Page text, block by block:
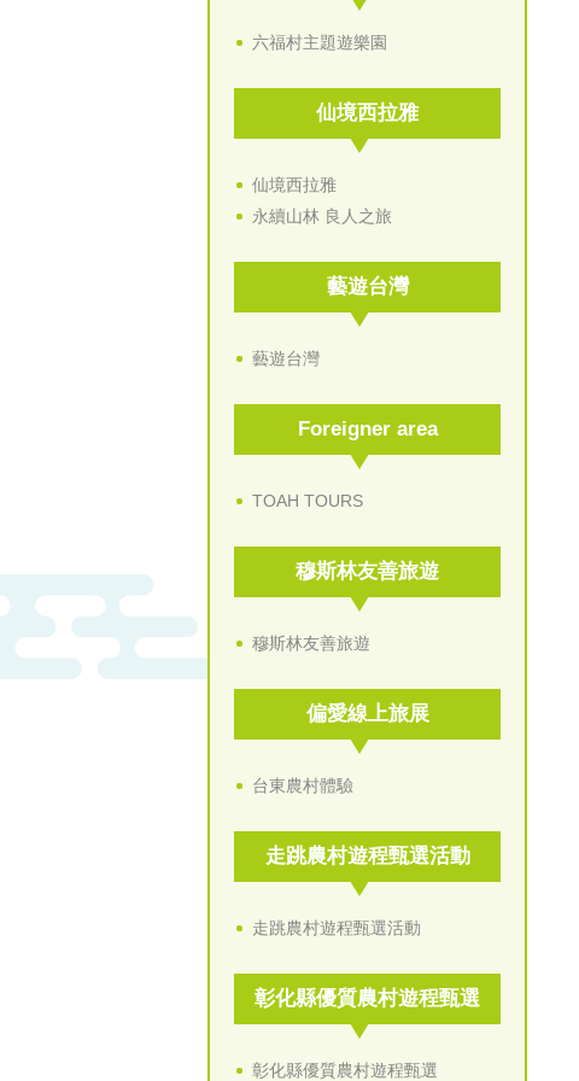
六福村主題遊樂園
仙境西拉雅
仙境西拉雅
永續山林 良人之旅
藝遊台灣
藝遊台灣
Foreigner area
TOAH TOURS
穆斯林友善旅遊
穆斯林友善旅遊
偏愛線上旅展
台東農村體驗
走跳農村遊程甄選活動
走跳農村遊程甄選活動
彰化縣優質農村遊程甄選
彰化縣優質農村遊程甄選